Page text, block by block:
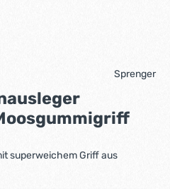
0 von 5 Sternen
Sprenger
superweichem Griff aus